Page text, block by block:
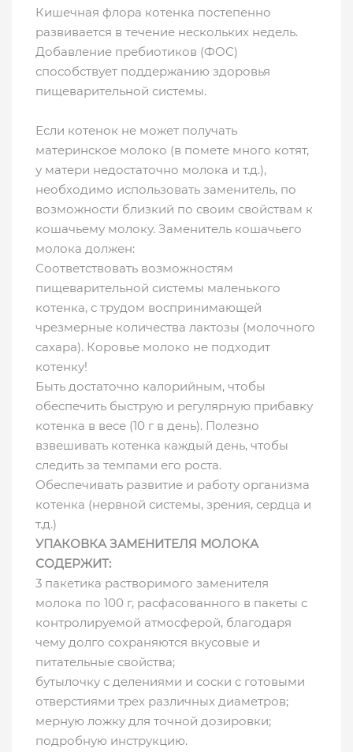
Кишечная флора котенка постепенно
развивается в течение нескольких недель.
Добавление пребиотиков (ФОС)
способствует поддержанию здоровья
пищеварительной системы.
Если котенок не может получать
материнское молоко (в помете много котят,
у матери недостаточно молока и т.д.),
необходимо использовать заменитель, по
возможности близкий по своим свойствам к
кошачьему молоку. Заменитель кошачьего
молока должен:
Соответствовать возможностям
пищеварительной системы маленького
котенка, с трудом воспринимающей
чрезмерные количества лактозы (молочного
сахара). Коровье молоко не подходит
котенку!
Быть достаточно калорийным, чтобы
обеспечить быструю и регулярную прибавку
котенка в весе (10 г в день). Полезно
взвешивать котенка каждый день, чтобы
следить за темпами его роста.
Обеспечивать развитие и работу организма
котенка (нервной системы, зрения, сердца и
т.д.)
УПАКОВКА ЗАМЕНИТЕЛЯ МОЛОКА
СОДЕРЖИТ:
3 пакетика растворимого заменителя
молока по 100 г, расфасованного в пакеты с
контролируемой атмосферой, благодаря
чему долго сохраняются вкусовые и
питательные свойства;
бутылочку с делениями и соски с готовыми
отверстиями трех различных диаметров;
мерную ложку для точной дозировки;
подробную инструкцию.